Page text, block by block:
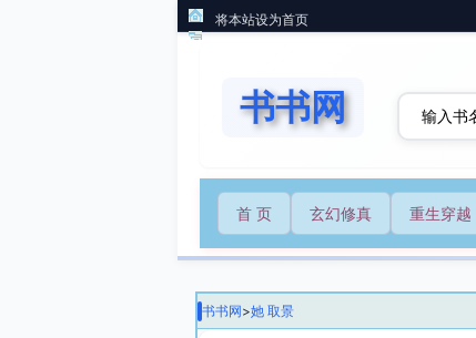
将本站设为首页
书书网
首 页 玄幻修真 重生穿越
书书网>她 取景